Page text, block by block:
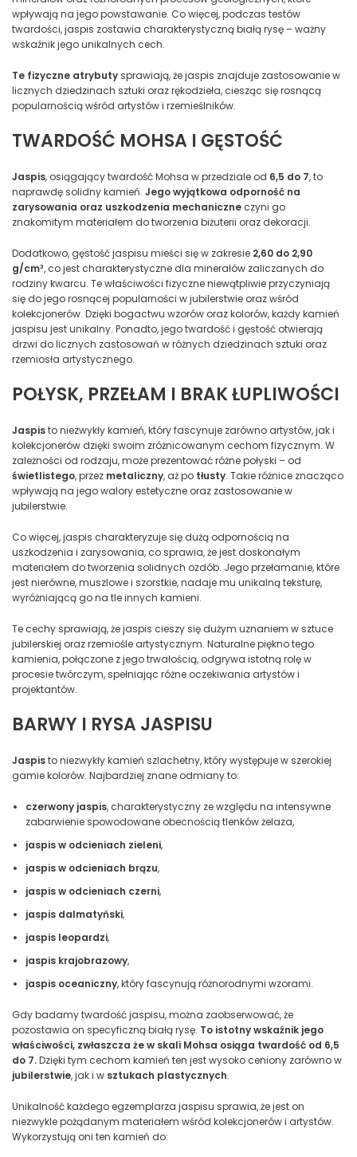
wpływają na jego powstawanie. Co więcej, podczas testów
twardości, jaspis zostawia charakterystyczną białą rysę – ważny
wskaźnik jego unikalnych cech.
Te fizyczne atrybutysprawiają, że jaspis znajduje zastosowanie w
licznych dziedzinach sztuki oraz rękodzieła, ciesząc się rosnącą
popularnością wśród artystów i rzemieślników.
TWARDOŚĆ MOHSA I GĘSTOŚĆ
Jaspis, osiągający twardość Mohsa w przedziale od 6,5 do 7, to
naprawdę solidny kamień. Jego wyjątkowa odporność na
zarysowania oraz uszkodzenia mechaniczne czyni go
znakomitym materiałem do tworzenia biżuterii oraz dekoracji.
Dodatkowo, gęstość jaspisu mieści się w zakresie 2,60 do 2,90
g/cm³, co jest charakterystyczne dla minerałów zaliczanych do
rodziny kwarcu. Te właściwości fizyczne niewątpliwie przyczyniają
się do jego rosnącej popularności w jubilerstwie oraz wśród
kolekcjonerów. Dzięki bogactwu wzorów oraz kolorów, każdy kamień
jaspisu jest unikalny. Ponadto, jego twardość i gęstość otwierają
drzwi do licznych zastosowań w różnych dziedzinach sztuki oraz
rzemiosła artystycznego.
POŁYSK, PRZEŁAM I BRAK ŁUPLIWOŚCI
Jaspisto niezwykły kamień, który fascynuje zarówno artystów, jak i
kolekcjonerów dzięki swoim zróżnicowanym cechom fizycznym. W
zależności od rodzaju, może prezentować różne połyski – od
świetlistego, przez metaliczny, aż po tłusty. Takie różnice znacząco
wpływają na jego walory estetyczne oraz zastosowanie w
jubilerstwie.
Co więcej, jaspis charakteryzuje się dużą odpornością na
uszkodzenia i zarysowania, co sprawia, że jest doskonałym
materiałem do tworzenia solidnych ozdób. Jego przełamanie, które
jest nierówne, muszlowe i szorstkie, nadaje mu unikalną teksturę,
wyróżniającą go na tle innych kamieni.
Te cechy sprawiają, że jaspis cieszy się dużym uznaniem w sztuce
jubilerskiej oraz rzemiośle artystycznym. Naturalne piękno tego
kamienia, połączone z jego trwałością, odgrywa istotną rolę w
procesie twórczym, spełniając różne oczekiwania artystów i
projektantów.
BARWY I RYSA JASPISU
Jaspisto niezwykły kamień szlachetny, który występuje w szerokiej
gamie kolorów. Najbardziej znane odmiany to:
czerwony jaspis, charakterystyczny ze względu na intensywne
zabarwienie spowodowane obecnością tlenków żelaza,
jaspis w odcieniach zieleni,
jaspis w odcieniach brązu,
jaspis w odcieniach czerni,
jaspis dalmatyński,
jaspis leopardzi,
jaspis krajobrazowy,
jaspis oceaniczny, który fascynują różnorodnymi wzorami.
Gdy badamy twardość jaspisu, można zaobserwować, że
pozostawia on specyficzną białą rysę. To istotny wskaźnik jego
właściwości, zwłaszcza że w skali Mohsa osiąga twardość od 6,5
do 7.Dzięki tym cechom kamień ten jest wysoko ceniony zarówno w
jubilerstwie, jak i w sztukach plastycznych.
Unikalność każdego egzemplarza jaspisu sprawia, że jest on
niezwykle pożądanym materiałem wśród kolekcjonerów i artystów.
Wykorzystują oni ten kamień do: